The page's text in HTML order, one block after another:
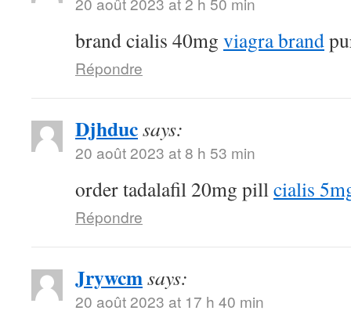
brand cialis 40mg viagra brand
Répondre
Djhducsays:
20 août 2023 at 8 h 53 min
order tadalafil 20mg pillcialis
Répondre
Jrywcmsays:
20 août 2023 at 17 h 40 min